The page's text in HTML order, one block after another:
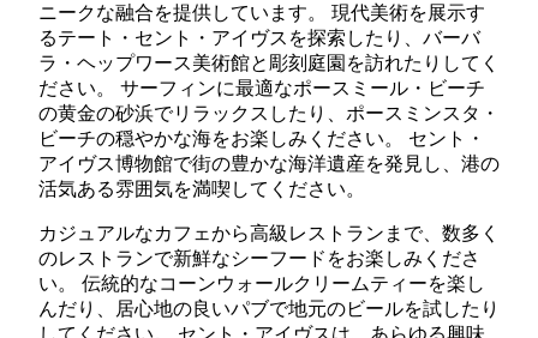
ニークな融合を提供しています。 現代美術を展示す
るテート・セント・アイヴスを探索したり、バーバ
ラ・ヘップワース美術館と彫刻庭園を訪れたりしてく
ださい。 サーフィンに最適なポースミール・ビーチ
の黄金の砂浜でリラックスしたり、ポースミンスタ・
ビーチの穏やかな海をお楽しみください。 セント・
アイヴス博物館で街の豊かな海洋遺産を発見し、港の
活気ある雰囲気を満喫してください。
カジュアルなカフェから高級レストランまで、数多く
のレストランで新鮮なシーフードをお楽しみくださ
い。 伝統的なコーンウォールクリームティーを楽し
んだり、居心地の良いパブで地元のビールを試したり
してください。 セント・アイヴスは、あらゆる興味